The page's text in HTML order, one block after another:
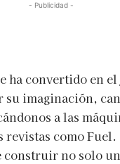
- Publicidad -
ha convertido en
imaginación,
a las
como
construir no solo